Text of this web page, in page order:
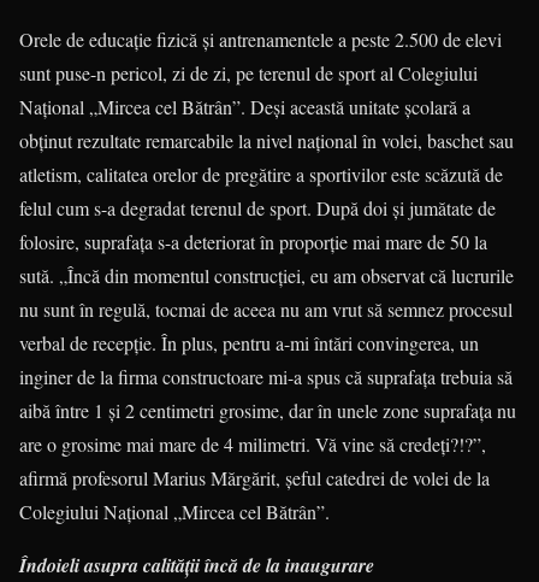
Orele de educaţie fizică şi antre­na­mentele a peste 2.500 de elevi
sunt puse-n pericol, zi de zi, pe terenul de sport al Colegiului
Naţional „Mircea cel Bătrân”. Deşi această unitate şcolară a
obţinut rezultate remarcabile la nivel naţional în volei, baschet sau
atletism, calitatea orelor de pregătire a sporti­vi­lor este scăzută de
felul cum s-a de­gra­dat terenul de sport. După doi şi jumă­tate de
folosire, suprafaţa s-a deteriorat în proporţie mai mare de 50 la
sută. „Încă din momentul construc­ţiei, eu am observat că lucrurile
nu sunt în regulă, tocmai de aceea nu am vrut să semnez procesul
verbal de re­cepţie. În plus, pentru a-mi întări con­­vingerea, un
inginer de la firma cons­tructoare mi-a spus că suprafaţa tre­buia să
aibă între 1 şi 2 centimetri gro­sime, dar în unele zone suprafaţa nu
are o grosime mai mare de 4 mili­me­tri. Vă vine să credeţi?!?”,
afirmă pro­­fesorul Marius Mărgărit, şeful ca­tedrei de volei de la
Colegiului Naţio­nal „Mircea cel Bătrân”.
Îndoieli asupra calităţii încă de la inaugurare